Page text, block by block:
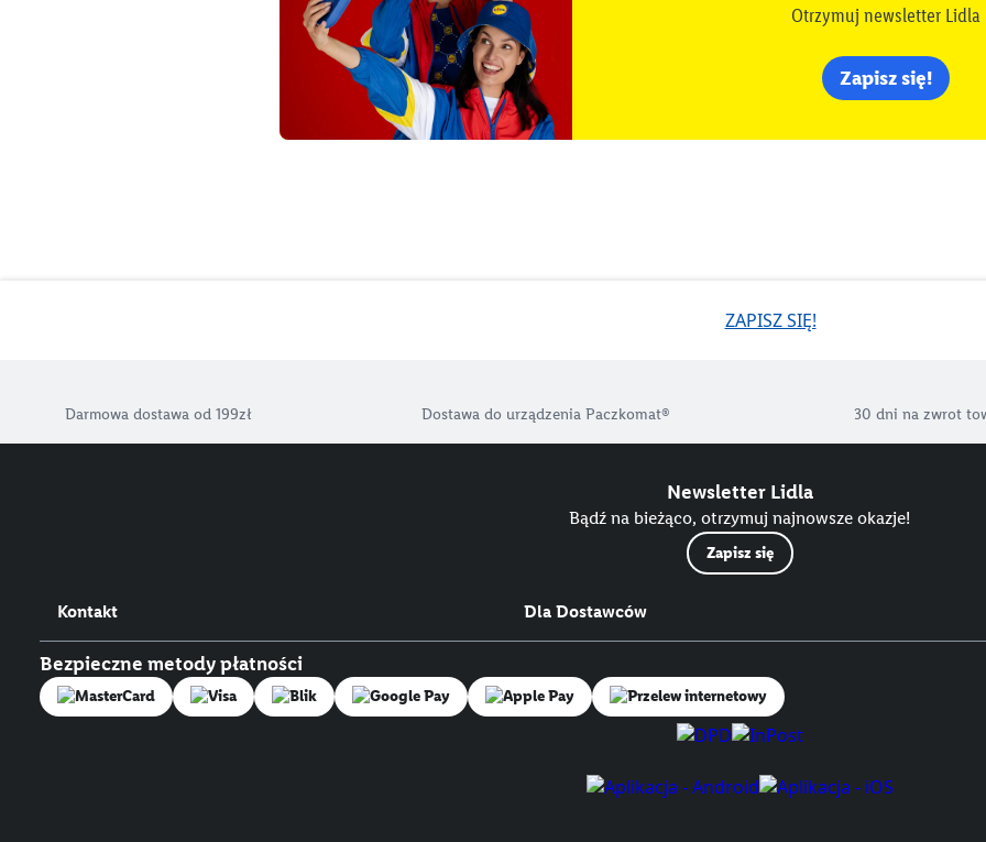
Otrzymuj newsletter Lidla
Zapisz się!
ZAPISZ SIĘ!
Darmowa dostawa od 199zł Dostawa do urządzenia Paczkomat® 30 dni na zwrot
Newsletter Lidla
Bądź na bieżąco, otrzymuj najnowsze okazje!
Zapisz się
Kontakt Dla Dostawców
Bezpieczne metody płatności
Przelew internetowy